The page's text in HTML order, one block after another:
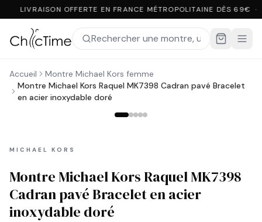
LIVRAISON OFFERTE EN FRANCE MÉTROPOLITAINE DÈS 69€
Accueil
Montre Michael Kors femme
Montre Michael Kors Raquel MK7398 Cadran pavé Bracelet
en acier inoxydable doré
MICHAEL KORS
Montre Michael Kors Raquel MK7398
Cadran pavé Bracelet en acier
inoxydable doré